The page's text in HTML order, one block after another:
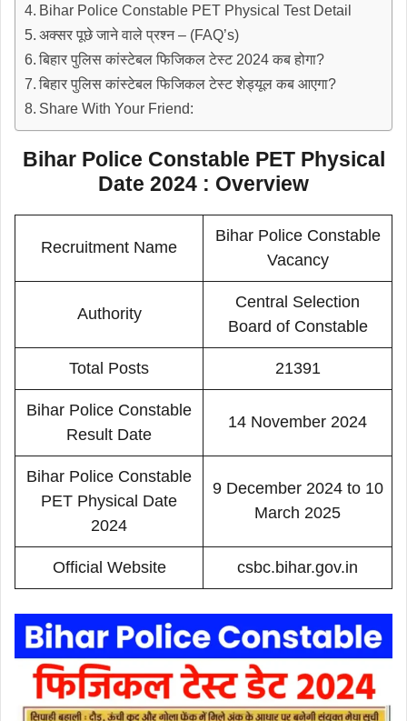
Bihar Police Constable PET Physical Test Detail
अक्सर पूछे जाने वाले प्रश्न – (FAQ’s)
बिहार पुलिस कांस्टेबल फिजिकल टेस्ट 2024 कब होगा?
बिहार पुलिस कांस्टेबल फिजिकल टेस्ट शेड्यूल कब आएगा?
Share With Your Friend:
Bihar Police Constable PET Physical
Date 2024 : Overview
Recruitment Name
Bihar Police Constable
Vacancy
Authority
Central Selection
Board of Constable
Total Posts 21391
Bihar Police Constable
Result Date
14 November 2024
Bihar Police Constable
PET Physical Date
2024
9 December 2024 to 10
March 2025
Official Website csbc.bihar.gov.in